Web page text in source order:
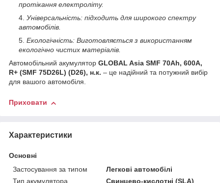
протікання електроліту.
Універсальність: підходить для широкого спектру
автомобілів.
Екологічність: Виготовляється з використанням
екологічно чистих матеріалів.
Автомобільний акумулятор GLOBAL Asia SMF 70Ah, 600A,
R+ (SMF 75D26L) (D26), н.к. – це надійний та потужний вибір
для вашого автомобіля.
Приховати
Характеристики
Основні
Застосування за типом
Легкові автомобілі
Тип акумулятора
Свинцево-кислотні (SLA)